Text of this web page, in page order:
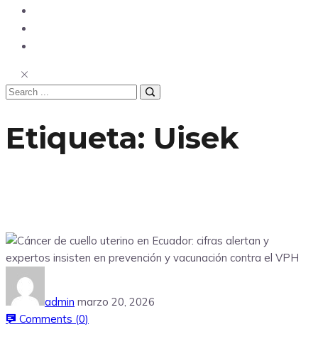
Etiqueta: Uisek
admin marzo 20, 2026
Comments (0)